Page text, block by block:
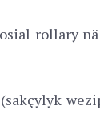
rollary